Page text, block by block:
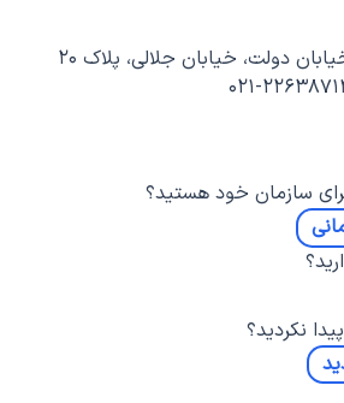
دولت، خیابان جلالی، پلاک ۲۰
۲۲۶۳۸۷۱۴
سازمان خود هستید؟
نکردید؟